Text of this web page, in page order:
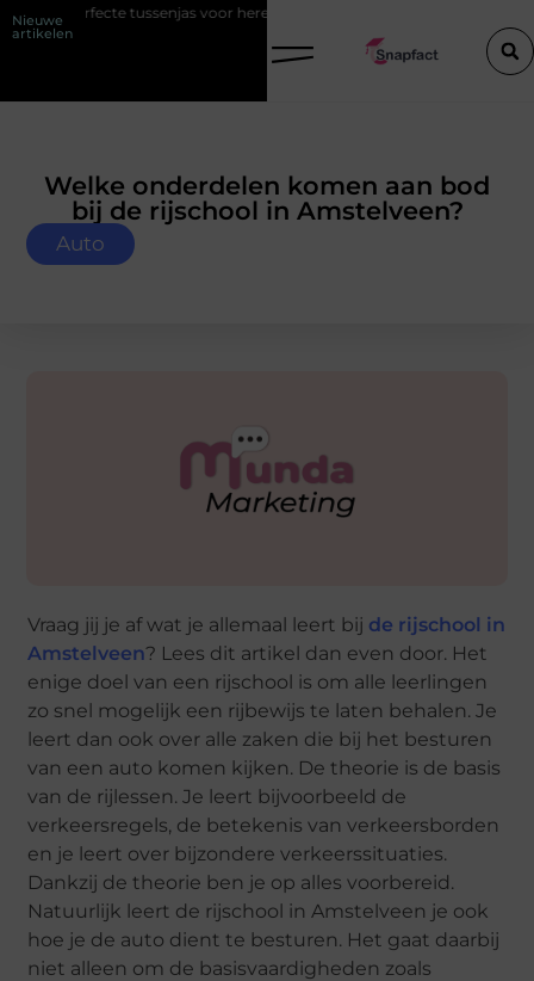
Nieuwe
artikelen
tussenjas voor heren 123theorie: Slim je theorie halen zonder
Welke onderdelen komen aan bod
bij de rijschool in Amstelveen?
Auto
Vraag jij je af wat je allemaal leert bij de rijschool in
Amstelveen? Lees dit artikel dan even door. Het
enige doel van een rijschool is om alle leerlingen
zo snel mogelijk een rijbewijs te laten behalen. Je
leert dan ook over alle zaken die bij het besturen
van een auto komen kijken. De theorie is de basis
van de rijlessen. Je leert bijvoorbeeld de
verkeersregels, de betekenis van verkeersborden
en je leert over bijzondere verkeerssituaties.
Dankzij de theorie ben je op alles voorbereid.
Natuurlijk leert de rijschool in Amstelveen je ook
hoe je de auto dient te besturen. Het gaat daarbij
niet alleen om de basisvaardigheden zoals